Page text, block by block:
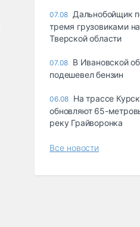
07.08 Дальнобойщик
тремя грузовиками
Тверской области
07.08 В Ивановской
подешевел бензин
06.08 На трассе
обновляют 65-
реку Грайворонка
Все новости